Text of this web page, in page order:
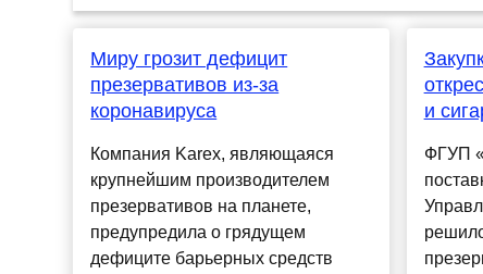
Миру грозит дефицит
презервативов из-за
коронавируса
Компания Karex, являющаяся
крупнейшим производителем
презервативов на планете,
предупредила о грядущем
дефиците барьерных средств
и
ФГУП